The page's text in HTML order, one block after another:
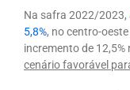
Na safra 2022/2023,
5,8%, no centro-
incremento de
cenário favorável